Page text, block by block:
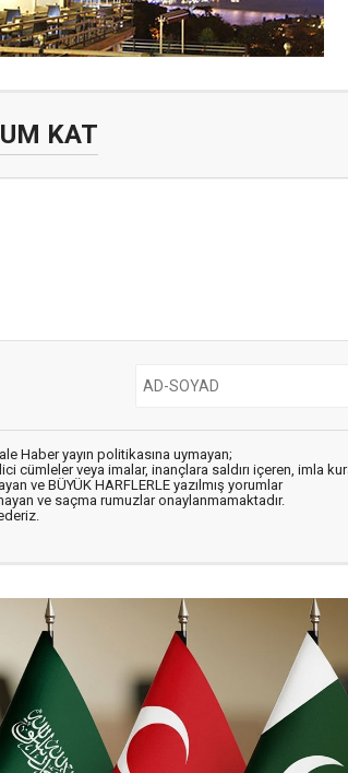
KAT
Haber yayın politikasına uymayan;
cümleler veya imalar, inançlara saldırı içeren, imla
ve BÜYÜK HARFLERLE yazılmış yorumlar
ve saçma rumuzlar onaylanmamaktadır.